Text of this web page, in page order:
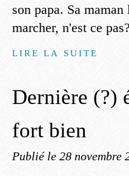
son papa. Sa
marcher, n'est ce
LIRE LA SUITE
Dernière (?)
fort bien
Publié le 28 novembre